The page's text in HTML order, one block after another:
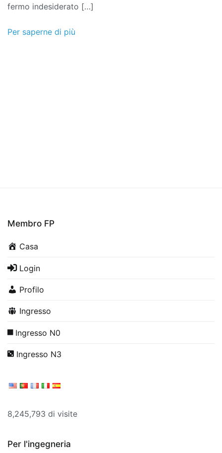
fermo indesiderato […]
Per saperne di più
Membro FP
Casa
Login
Profilo
Ingresso
Ingresso N0
Ingresso N3
8,245,793 di visite
Per l'ingegneria